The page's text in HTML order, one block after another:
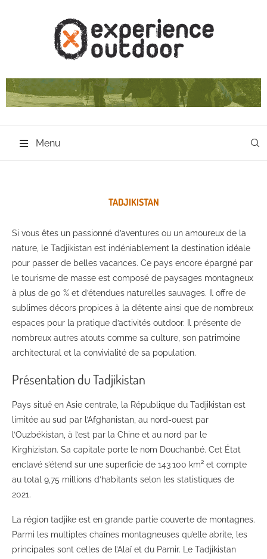
Menu
TADJIKISTAN
Si vous êtes un passionné d’aventures ou un amoureux de la
nature, le Tadjikistan est indéniablement la destination idéale
pour passer de belles vacances. Ce pays encore épargné par
le tourisme de masse est composé de paysages montagneux
à plus de 90 % et d’étendues naturelles sauvages. Il offre de
sublimes décors propices à la détente ainsi que de nombreux
espaces pour la pratique d’activités outdoor. Il présente de
nombreux autres atouts comme sa culture, son patrimoine
architectural et la convivialité de sa population.
Présentation du Tadjikistan
Pays situé en Asie centrale, la République du Tadjikistan est
limitée au sud par l’Afghanistan, au nord-ouest par
l’Ouzbékistan, à l’est par la Chine et au nord par le
Kirghizistan. Sa capitale porte le nom Douchanbé. Cet État
enclavé s’étend sur une superficie de 143100 km² et compte
au total 9,75 millions d’habitants selon les statistiques de
2021.
La région tadjike est en grande partie couverte de montagnes.
Parmi les multiples chaînes montagneuses qu’elle abrite, les
principales sont celles de l’Alaï et du Pamir. Le Tadjikistan